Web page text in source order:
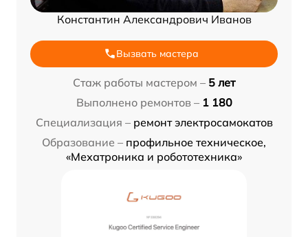
Константин Александрович Иванов
Вызвать мастера
Стаж работы мастером – 5 лет
Выполнено ремонтов – 1 180
Специализация – ремонт электросамокатов
Образование – профильное техническое,
«Мехатроника и робототехника»